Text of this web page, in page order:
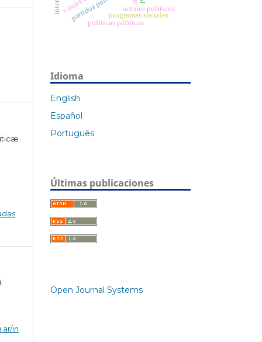
in
actores políticos
programas sociales
políticas públicas
Idioma
English
Español
Português
Últimas publicaciones
Open Journal Systems